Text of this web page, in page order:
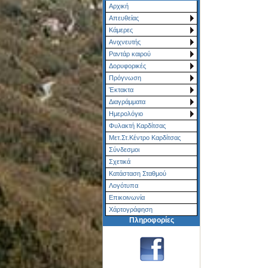
Αρχική
Απευθείας
Κάμερες
Ανιχνευτής
Ραντάρ καιρού
Δορυφορικές
Πρόγνωση
Έκτακτα
Διαγράμματα
Ημερολόγιο
Φυλακτή Καρδίτσας
Μετ.Στ.Κέντρο Καρδίτσας
Σύνδεσμοι
Σχετικά
Κατάσταση Σταθμού
Λογότυπα
Επικοινωνία
Χάρτoγράφηση
Πληροφορίες